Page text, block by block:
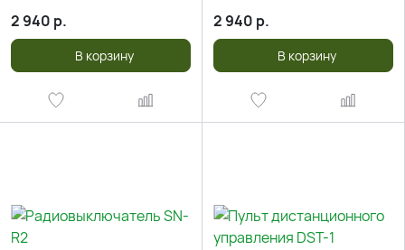
2 940 р.
В корзину
2 940 р.
В корзину